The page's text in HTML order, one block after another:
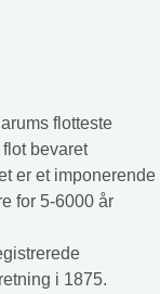
flotteste
bevaret
er et imponerende
for 5-6000 år
i 1875.